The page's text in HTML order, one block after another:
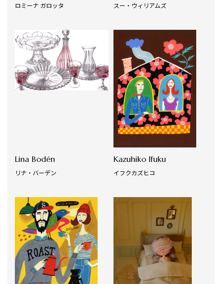
ロミーナ ガロッタ スー・ウィリアムズ
Lina Bodén
リナ・バーデン
Kazuhiko Ifuku
イフクカズヒコ